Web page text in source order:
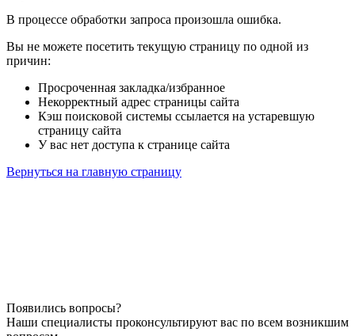
В процессе обработки запроса произошла ошибка.
Вы не можете посетить текущую страницу по одной из
причин:
Просроченная закладка/избранное
Некорректный адрес страницы сайта
Кэш поисковой системы ссылается на устаревшую
страницу сайта
У вас нет доступа к странице сайта
Вернуться на главную страницу
Появились вопросы?
Наши специалисты проконсультируют вас по всем возникшим